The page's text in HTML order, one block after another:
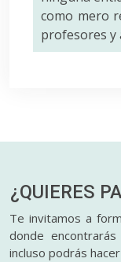
como mero
profesores y
¿QUIERES
Te invitamos a
donde
incluso podrás